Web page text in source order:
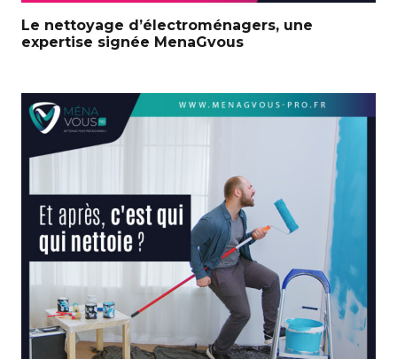
Le nettoyage d’électroménagers, une
expertise signée MenaGvous